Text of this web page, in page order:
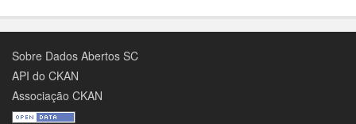
Sobre Dados Abertos SC
API do CKAN
Associação CKAN